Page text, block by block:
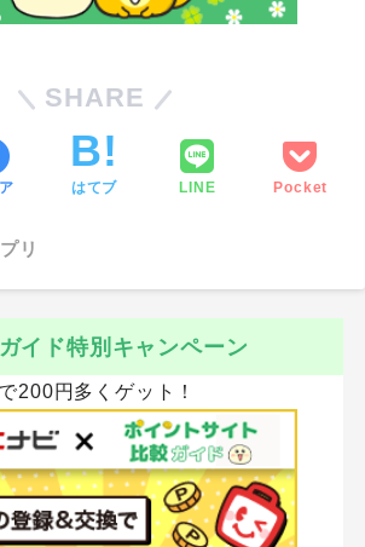
SHARE
はてブ LINE Pocket
リ
イド特別キャンペーン
200円多くゲット！